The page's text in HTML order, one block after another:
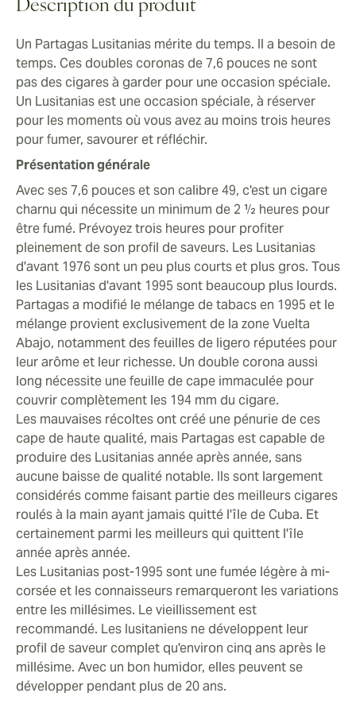
audacieuses et riches, à partir de bâtons plus courts et
plus épais. Les Lusitanias sont doux et délicats, bien
que certains millésimes soient plus proches de la zone
de force moyenne. Charger uniformément le pied puis
tirer quelques bouffées. Puis deux autres.
Maintenant la magie opère. Notes de peigne à miel et
de fruits jaunes. Résine et pâte à tarte. Cannelle et
ensuite une lente prise de contrôle aromatique par des
couches d'épices.
Complexité et équilibre au cours du deuxième tiers
Maintenu par le chocolat et le caramel sous-jacents,
une vibrance de notes plus épicées et poivrées infuse
lentement dans votre palais. Prenez votre temps.
Surveillez la combustion - comme avec tout double
corona roulé à la main, il peut y avoir des
incohérences. Certains millésimes présentent des
notes plus sucrées, d'autres développent davantage
d'arômes de cacao et d'amande. Tous ces cigares
offrent des notes de miel qui deviennent plus
importantes après deux ou trois heures.
Dernier tiers
C'est une fumée veloutée jusqu'au bout, si le cigare est
assez vieux. Les Lusitanias plus jeunes, âgés de moins
de cinq ans, peuvent devenir un peu trop puissants
dans le dernier tiers, perdant ainsi certaines des
caractéristiques douces et mielleuses qui ont été
développées. Les Partagas Lusitanias s'adoucissent
avec l'âge et c'est vraiment dans le dernier tiers que
l'on peut goûter le vieillissement.
sérieusement améliorer votre jeu, c'est le bon.
Description du produit
Un Partagas Lusitanias mérite du temps. Il a besoin de
temps. Ces doubles coronas de 7,6 pouces ne sont
pas des cigares à garder pour une occasion spéciale.
Un Lusitanias est une occasion spéciale, à réserver
pour les moments où vous avez au moins trois heures
pour fumer, savourer et réfléchir.
Présentation générale
Avec ses 7,6 pouces et son calibre 49, c'est un cigare
charnu qui nécessite un minimum de 2 ½ heures pour
être fumé. Prévoyez trois heures pour profiter
pleinement de son profil de saveurs. Les Lusitanias
d'avant 1976 sont un peu plus courts et plus gros. Tous
les Lusitanias d'avant 1995 sont beaucoup plus lourds.
Partagas a modifié le mélange de tabacs en 1995 et le
mélange provient exclusivement de la zone Vuelta
Abajo, notamment des feuilles de ligero réputées pour
leur arôme et leur richesse. Un double corona aussi
long nécessite une feuille de cape immaculée pour
couvrir complètement les 194 mm du cigare.
Les mauvaises récoltes ont créé une pénurie de ces
cape de haute qualité, mais Partagas est capable de
produire des Lusitanias année après année, sans
aucune baisse de qualité notable. Ils sont largement
considérés comme faisant partie des meilleurs cigares
roulés à la main ayant jamais quitté l'île de Cuba. Et
certainement parmi les meilleurs qui quittent l'île
année après année.
Les Lusitanias post-1995 sont une fumée légère à mi-
corsée et les connaisseurs remarqueront les variations
entre les millésimes. Le vieillissement est
recommandé. Les lusitaniens ne développent leur
profil de saveur complet qu'environ cinq ans après le
millésime. Avec un bon humidor, elles peuvent se
développer pendant plus de 20 ans.